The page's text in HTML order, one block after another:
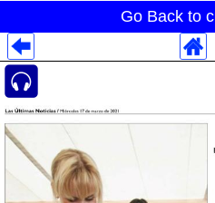
Go Back to
Despliegues Analytics
Despliegues Totales
Despliegues por